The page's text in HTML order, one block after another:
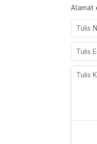
Alamat